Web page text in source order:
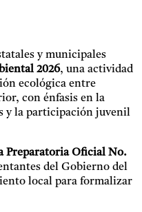
y municipales
2026, una actividad
ecológica entre
con énfasis en la
y la participación juvenil
Preparatoria Oficial No.
del Gobierno del
local para formalizar